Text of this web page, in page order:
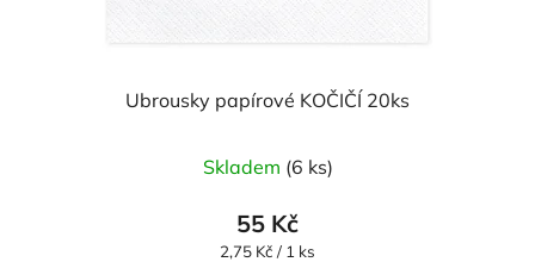
Ubrousky papírové KOČIČÍ 20ks
hodnocení
produktu
je
Skladem (6 ks)
55 Kč
Měrná
2,75 Kč / 1 ks